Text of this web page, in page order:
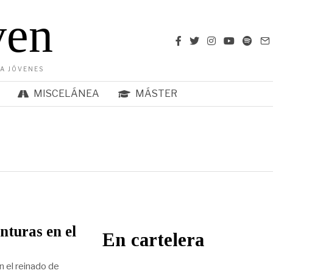
JÓVENES
MISCELÁNEA MÁSTER
en el
el reinado de
En cartelera